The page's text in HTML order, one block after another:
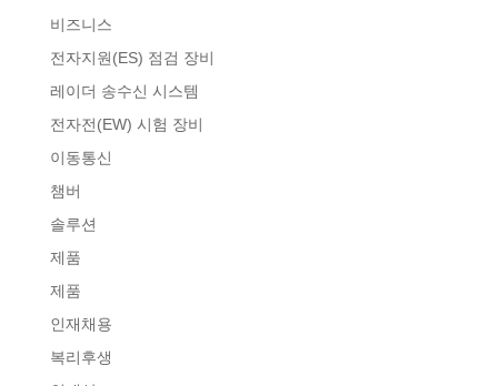
비즈니스
전자지원(ES) 점검 장비
레이더 송수신 시스템
전자전(EW) 시험 장비
이동통신
챔버
솔루션
제품
제품
인재채용
복리후생